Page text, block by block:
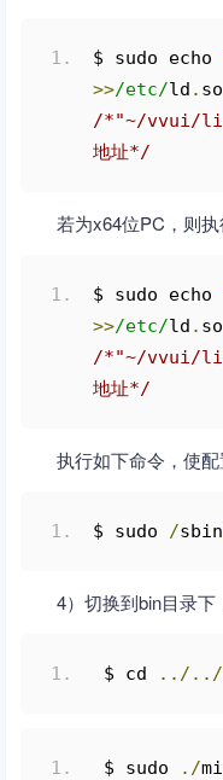
$ sudo echo
>>/etc/ld . so
/*"~/vvui/libs"
地址*/
若为x64位PC，则执
$ sudo echo
>>/etc/ld . so
/*"~/vvui/libs"
地址*/
执行如下命令，使配
$ sudo /sbin
4）切换到bin目录下
$ cd ../../
$ sudo ./